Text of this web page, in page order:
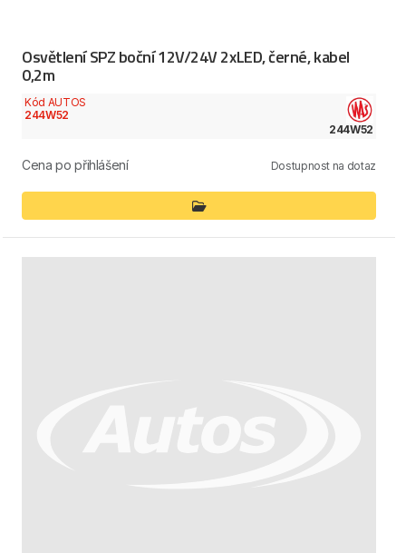
Osvětlení SPZ boční 12V/24V 2xLED, černé, kabel
0,2m
Kód AUTOS
244W52
244W52
Cena po přihlášení Dostupnost na dotaz